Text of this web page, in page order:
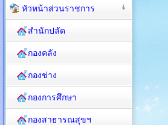
หัวหน้าส่วนราชการ
สำนักปลัด
กองคลัง
กองช่าง
กองการศึกษา
กองสาธารณสุขฯ